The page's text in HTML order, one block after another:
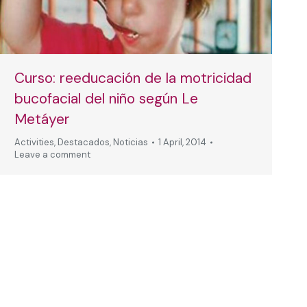
Curso: reeducación de la motricidad
bucofacial del niño según Le
Metáyer
Activities, Destacados, Noticias
1 April, 2014
Leave a comment